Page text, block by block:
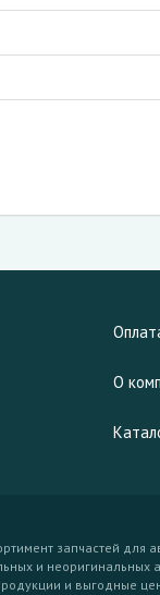
О
запчастей для
и неоригинальных
и выгодные